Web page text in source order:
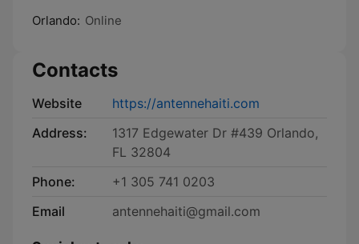
Orlando: Online
Contacts
Website
https://antennehaiti.com
Address:
1317 Edgewater Dr #439 Orlando,
FL 32804
Phone:
+1 305 741 0203
Email
antennehaiti@gmail.com